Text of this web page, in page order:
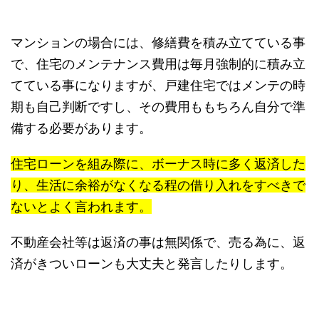
マンションの場合には、修繕費を積み立てている事
で、住宅のメンテナンス費用は毎月強制的に積み立
てている事になりますが、戸建住宅ではメンテの時
期も自己判断ですし、その費用ももちろん自分で準
備する必要があります。
住宅ローンを組み際に、ボーナス時に多く返済した
り、生活に余裕がなくなる程の借り入れをすべきで
ないとよく言われます。
不動産会社等は返済の事は無関係で、売る為に、返
済がきついローンも大丈夫と発言したりします。